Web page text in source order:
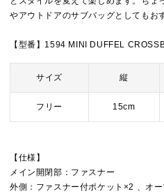
やアウトドアのサブバッグとしてもお
【型番】1594 MINI DUFFEL
サイズ 縦
フリー 15cm
【仕様】
メイン開閉部：ファスナー
外側：ファスナー付ポケット×2 、オ